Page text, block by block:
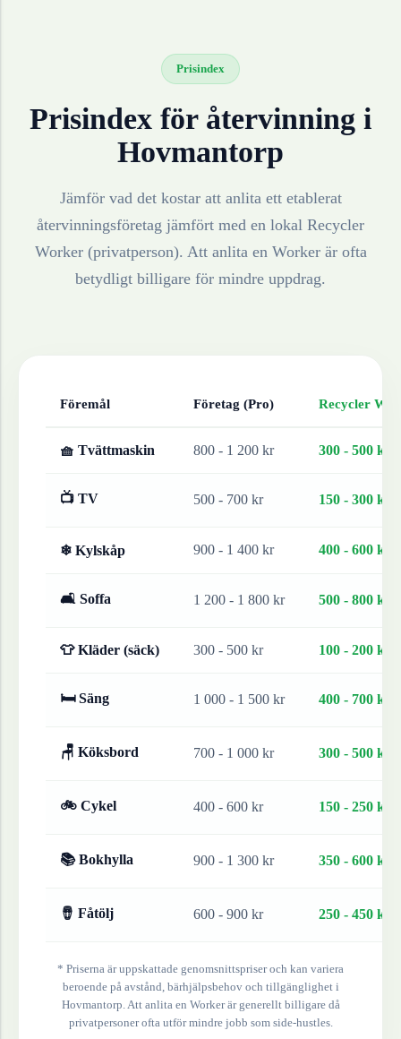
Prisindex
Prisindex för återvinning i
Hovmantorp
Jämför vad det kostar att anlita ett etablerat
återvinningsföretag jämfört med en lokal Recycler
Worker (privatperson). Att anlita en Worker är ofta
betydligt billigare för mindre uppdrag.
Föremål Företag (Pro) Recycler
🧺 Tvättmaskin 800 - 1 200 kr 300 - 500 kr
📺 TV 500 - 700 kr 150 - 300 kr
❄ Kylskåp 900 - 1 400 kr 400 - 600 kr
🛋 Soffa 1 200 - 1 800 kr 500 - 800 kr
👕 Kläder (säck) 300 - 500 kr 100 - 200 kr
🛏 Säng 1 000 - 1 500 kr 400 - 700 kr
🪑 Köksbord 700 - 1 000 kr 300 - 500 kr
🚲 Cykel 400 - 600 kr 150 - 250 kr
📚 Bokhylla 900 - 1 300 kr 350 - 600 kr
🪘 Fåtölj 600 - 900 kr 250 - 450 kr
* Priserna är uppskattade genomsnittspriser och kan variera
beroende på avstånd, bärhjälpsbehov och tillgänglighet i
Hovmantorp. Att anlita en Worker är generellt billigare då
privatpersoner ofta utför mindre jobb som side-hustles.